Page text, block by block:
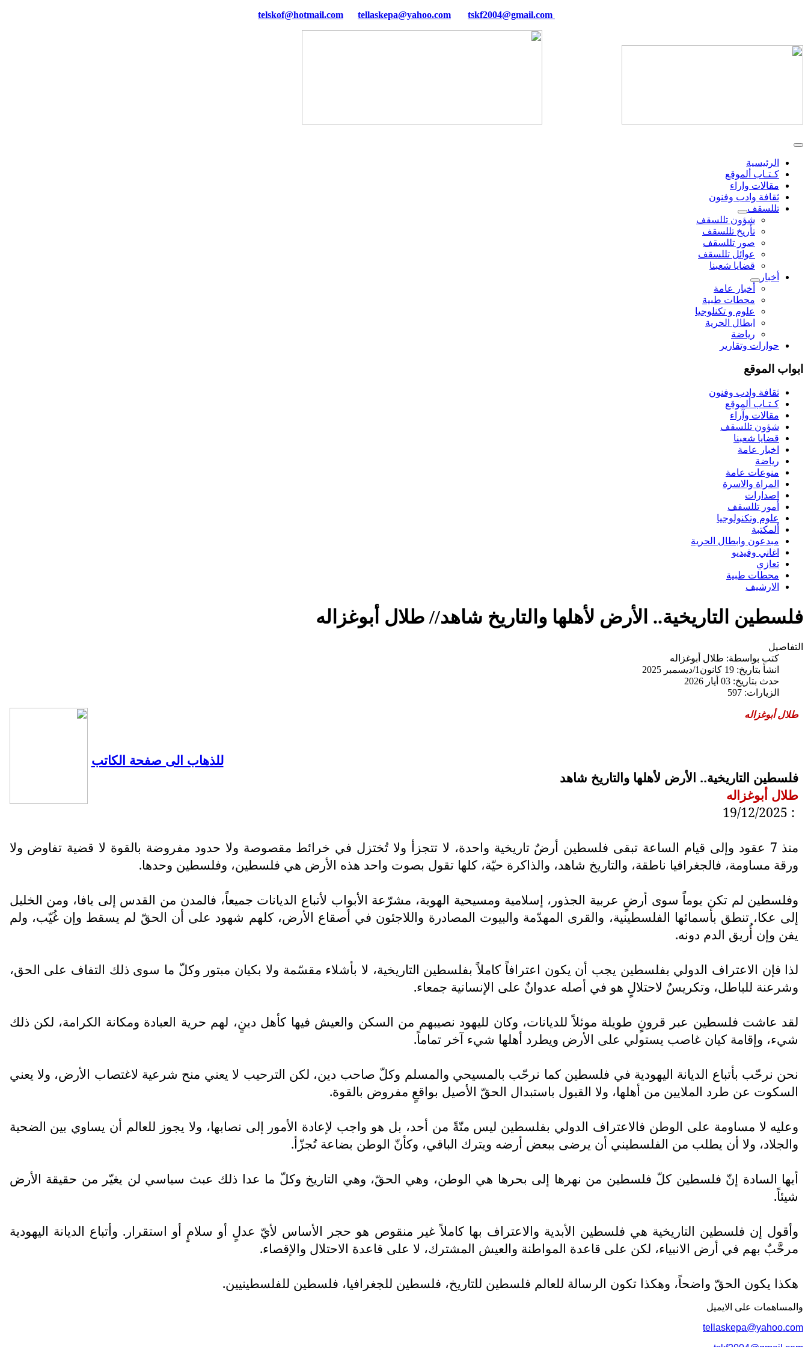
tellaskepa@yahoo.com tskf2004@gmail.com
الرئيسية
كـتـاب ألموقع
مقالات واراء
ثقافة وادب وفنون
تللسقف
شؤون تللسقف
تأريخ تللسقف
صور تللسقف
عوائل تللسقف
قضايا شعبنا
أخبار
أخبار عامة
محطات طبية
علوم و تکنلوجیا
ابطال الحرية
رياضة
حوارات وتقارير
ابواب الموقع
ثقافة وادب وفنون
كـتـاب ألموقع
مقالات وآراء
شؤون تللسقف
قضايا شعبنا
اخبار عامة
رياضة
منوعات عامة
المراة والاسرة
اصدارات
أمور تللسقف
علوم وتكنولوجيا
ألمكتبة
مبدعون وابطال الحرية
اغاني وفيديو
تعازي
محطات طبية
الارشيف
فلسطين التاريخية.. الأرض لأهلها والتاريخ شاهد// طلال أبوغزاله
التفاصيل
كتب بواسطة: طلال أبوغزاله
انشأ بتاريخ: 19 كانون1/ديسمبر 2025
حدث بتاريخ: 03 أيار 2026
الزيارات: 597
طلال أبوغزاله
للذهاب الى صفحة الكاتب
فلسطين التاريخية.. الأرض لأهلها والتاريخ شاهد
طلال أبوغزاله
: 19/12/2025
منذ 7 عقود وإلى قيام الساعة تبقى فلسطين أرضٌ تاريخية واحدة، لا تتجزأ ولا تُختزل في خرائط مقصوصة ولا حدود مفروضة بالقوة لا قضية تفاوض ولا
ورقة مساومة، فالجغرافيا ناطقة، والتاريخ شاهد، والذاكرة حيّة، كلها تقول بصوت واحد هذه الأرض هي فلسطين، وفلسطين وحدها.
وفلسطين لم تكن يوماً سوى أرضٍ عربية الجذور، إسلامية ومسيحية الهوية، مشرّعة الأبواب لأتباع الديانات جميعاً، فالمدن من القدس إلى يافا، ومن الخليل
إلى عكا، تنطق بأسمائها الفلسطينية، والقرى المهدّمة والبيوت المصادرة واللاجئون في أصقاع الأرض، كلهم شهود على أن الحقّ لم يسقط وإن غُيّب، ولم
يفن وإن أُريق الدم دونه.
لذا فإن الاعتراف الدولي بفلسطين يجب أن يكون اعترافاً كاملاً بفلسطين التاريخية، لا بأشلاء مقسّمة ولا بكيان مبتور وكلّ ما سوى ذلك التفاف على الحق،
وشرعنة للباطل، وتكريسٌ لاحتلالٍ هو في أصله عدوانٌ على الإنسانية جمعاء.
لقد عاشت فلسطين عبر قرونٍ طويلة موئلاً للديانات، وكان لليهود نصيبهم من السكن والعيش فيها كأهل دينٍ، لهم حرية العبادة ومكانة الكرامة، لكن ذلك
شيء، وإقامة كيان غاصب يستولي على الأرض ويطرد أهلها شيء آخر تماماً.
نحن نرحّب بأتباع الديانة اليهودية في فلسطين كما نرحّب بالمسيحي والمسلم وكلّ صاحب دين، لكن الترحيب لا يعني منح شرعية لاغتصاب الأرض، ولا يعني
السكوت عن طرد الملايين من أهلها، ولا القبول باستبدال الحقّ الأصيل بواقعٍ مفروض بالقوة.
وعليه لا مساومة على الوطن فالاعتراف الدولي بفلسطين ليس منّةً من أحد، بل هو واجب لإعادة الأمور إلى نصابها، ولا يجوز للعالم أن يساوي بين الضحية
والجلاد، ولا أن يطلب من الفلسطيني أن يرضى ببعض أرضه ويترك الباقي، وكأنّ الوطن بضاعة تُجزّأ.
أيها السادة إنّ فلسطين كلّ فلسطين من نهرها إلى بحرها هي الوطن، وهي الحقّ، وهي التاريخ وكلّ ما عدا ذلك عبث سياسي لن يغيّر من حقيقة الأرض
شيئاً.
وأقول إن فلسطين التاريخية هي فلسطين الأبدية والاعتراف بها كاملاً غير منقوص هو حجر الأساس لأيّ عدلٍ أو سلامٍ أو استقرار. وأتباع الديانة اليهودية
مرحَّبٌ بهم في أرض الانبياء، لكن على قاعدة المواطنة والعيش المشترك، لا على قاعدة الاحتلال والإقصاء.
هكذا يكون الحقّ واضحاً، وهكذا تكون الرسالة للعالم فلسطين للتاريخ، فلسطين للجغرافيا، فلسطين للفلسطينيين.
والمساهمات علی الایمیل
tellaskepa@yahoo.com